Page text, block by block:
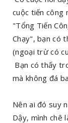
cuộc tiến công
"Tổng Tiến
Chạy", bạn có
(ngoại trừ có
Bạn có thấy
mà không đá
Nên ai đó suy
Dậy, mình chê